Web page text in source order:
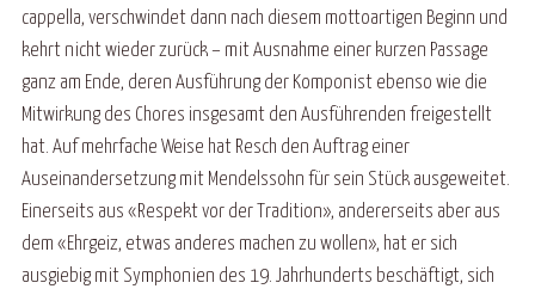
cappella, verschwindet dann nach diesem mottoartigen Beginn und
kehrt nicht wieder zurück – mit Ausnahme einer kurzen Passage
ganz am Ende, deren Ausführung der Komponist ebenso wie die
Mitwirkung des Chores insgesamt den Ausführenden freigestellt
hat. Auf mehrfache Weise hat Resch den Auftrag einer
Auseinandersetzung mit Mendelssohn für sein Stück ausgeweitet.
Einerseits aus «Respekt vor der Tradition», andererseits aber aus
dem «Ehrgeiz, etwas anderes machen zu wollen», hat er sich
ausgiebig mit Symphonien des 19. Jahrhunderts beschäftigt, sich